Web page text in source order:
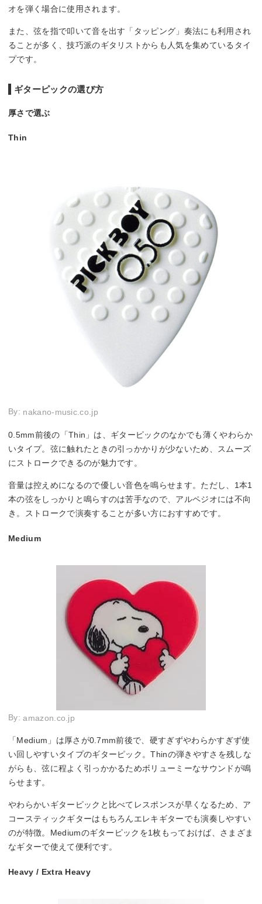
オを弾く場合に使用されます。
また、弦を指で叩いて音を出す「タッピング」奏法にも利用され
ることが多く、技巧派のギタリストからも人気を集めているタイ
プです。
ギターピックの選び方
厚さで選ぶ
Thin
By: nakano-music.co.jp
0.5mm前後の「Thin」は、ギターピックのなかでも薄くやわらか
いタイプ。弦に触れたときの引っかかりが少ないため、スムーズ
にストロークできるのが魅力です。
音量は控えめになるので優しい音色を鳴らせます。ただし、1本1
本の弦をしっかりと鳴らすのは苦手なので、アルペジオには不向
き。ストロークで演奏することが多い方におすすめです。
Medium
By:amazon.co.jp
「Medium」は厚さが0.7mm前後で、硬すぎずやわらかすぎず使
い回しやすいタイプのギターピック。Thinの弾きやすさを残しな
がらも、弦に程よく引っかかるためボリューミーなサウンドが鳴
らせます。
やわらかいギターピックと比べてレスポンスが早くなるため、ア
コースティックギターはもちろんエレキギターでも演奏しやすい
のが特徴。Mediumのギターピックを1枚もっておけば、さまざま
なギターで使えて便利です。
Heavy / Extra Heavy